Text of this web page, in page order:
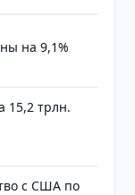
на 9,1%
15,2 трлн.
с США по